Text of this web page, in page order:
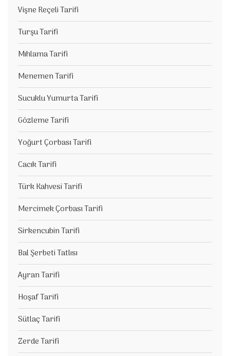
Vişne Reçeli Tarifi
Turşu Tarifi
Mıhlama Tarifi
Menemen Tarifi
Sucuklu Yumurta Tarifi
Gözleme Tarifi
Yoğurt Çorbası Tarifi
Cacık Tarifi
Türk Kahvesi Tarifi
Mercimek Çorbası Tarifi
Sirkencubin Tarifi
Bal Şerbeti Tatlısı
Ayran Tarifi
Hoşaf Tarifi
Sütlaç Tarifi
Zerde Tarifi